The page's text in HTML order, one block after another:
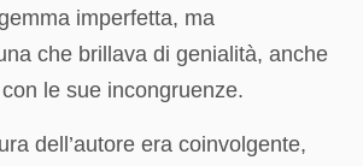
imperfetta, ma
che brillava di genialità, anche
le sue incongruenze.
dell’autore era coinvolgente,